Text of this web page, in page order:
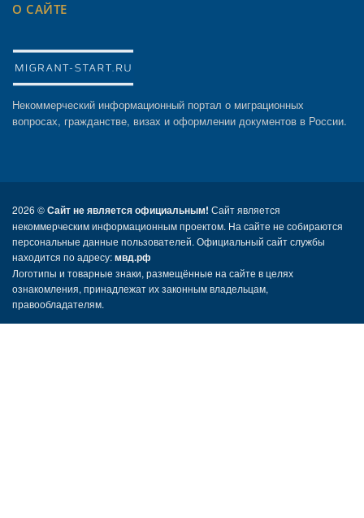
О САЙТЕ
Некоммерческий информационный портал о миграционных
вопросах, гражданстве, визах и оформлении документов в России.
2026 ©Сайт не является официальным! Сайт является
некоммерческим информационным проектом. На сайте не собираются
персональные данные пользователей. Официальный сайт службы
находится по адресу:мвд.рф
Логотипы и товарные знаки, размещённые на сайте в целях
ознакомления, принадлежат их законным владельцам,
правообладателям.